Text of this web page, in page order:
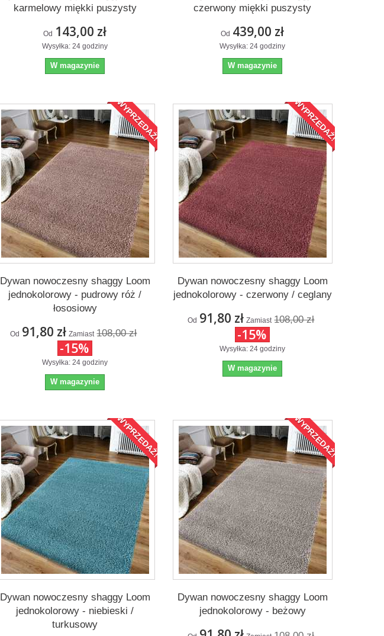
karmelowy miękki puszysty
Od 143,00 zł
Wysyłka: 24 godziny
W magazynie
czerwony miękki puszysty
Od 439,00 zł
Wysyłka: 24 godziny
W magazynie
WYPRZEDAŻ!
Dywan nowoczesny shaggy Loom
jednokolorowy - pudrowy róż /
łososiowy
Od 91,80 zł Zamiast 108,00 zł
-15%
Wysyłka: 24 godziny
W magazynie
WYPRZEDAŻ!
Dywan nowoczesny shaggy Loom
jednokolorowy - czerwony / ceglany
Od 91,80 zł Zamiast 108,00 zł
-15%
Wysyłka: 24 godziny
W magazynie
WYPRZEDAŻ!
Dywan nowoczesny shaggy Loom
jednokolorowy - niebieski /
turkusowy
WYPRZEDAŻ!
Dywan nowoczesny shaggy Loom
jednokolorowy - beżowy